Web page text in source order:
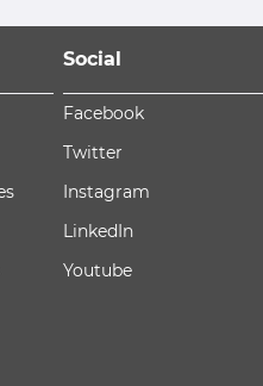
Social
Facebook
Twitter
Instagram
LinkedIn
Youtube